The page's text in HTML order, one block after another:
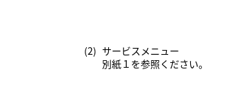
(2) サービスメニュー
別紙１ を参照ください。